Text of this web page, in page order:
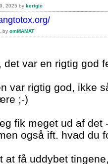
2025 by kerigic
by omMAMAT
det var en rigtig god
var rigtig god, ikke
;-)
fik meget ud af det
også ift. hvad du
at få uddybet